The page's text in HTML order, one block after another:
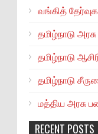
வங்கித்
தமிழ்நாடு
தமிழ்நாடு
தமிழ்நாடு
மத்திய அரசு
RECENT POSTS